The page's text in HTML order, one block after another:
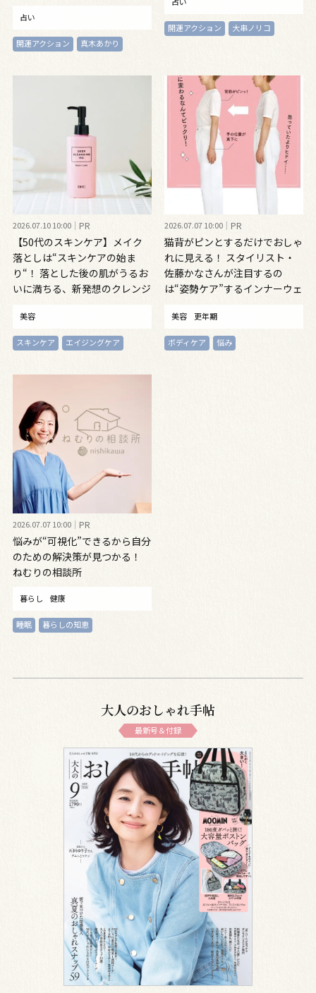
占い
開運アクション 真木あかり
開運アクション 大串ノリコ
2026.07.10 10:00 PR
【50代のスキンケア】メイク
落としは“スキンケアの始ま
り“！ 落とした後の肌がうるお
いに満ちる、新発想のクレンジ
美容
スキンケア エイジングケア
2026.07.07 10:00 PR
猫背がピンとするだけでおしゃ
れに見える！ スタイリスト・
佐藤かなさんが注目するの
は“姿勢ケア”するインナーウェ
美容 更年期
ボディケア 悩み
2026.07.07 10:00 PR
悩みが“可視化”できるから自分
のための解決策が見つかる！
ねむりの相談所
暮らし 健康
睡眠 暮らしの知恵
大人のおしゃれ手帖
最新号＆付録